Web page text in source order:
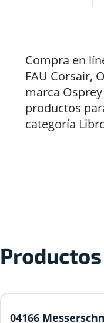
Compra en
FAU Corsair,
marca
productos
categoría
04166